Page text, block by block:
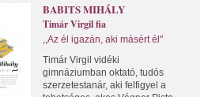
BABITS MIHÁLY
Timár Virgil fia
,,Az él igazán, aki másért él"
Timár Virgil vidéki
gimnáziumban oktató, tudós
szerzetestanár, aki felfigyel a